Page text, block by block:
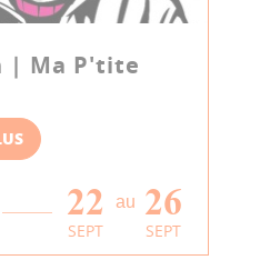
| Ma P'tite
22
SEPT
au 26
SEPT